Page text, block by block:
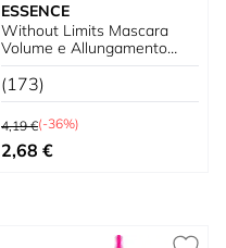
ESSENCE
Without Limits Mascara
Volume e Allungamento
Estremo
(173)
Prezzo predefinito
4,19 €(-36%)
Prezzo speciale
2,68 €